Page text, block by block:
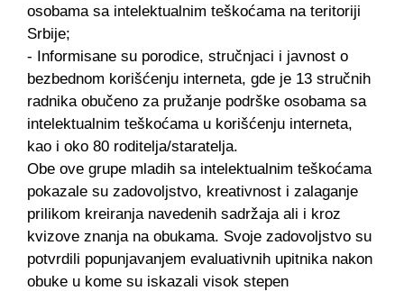
osobama sa intelektualnim teškoćama na teritoriji
Srbije;
- Informisane su porodice, stručnjaci i javnost o
bezbednom korišćenju interneta, gde je 13 stručnih
radnika obučeno za pružanje podrške osobama sa
intelektualnim teškoćama u korišćenju interneta,
kao i oko 80 roditelja/staratelja.
Obe ove grupe mladih sa intelektualnim teškoćama
pokazale su zadovoljstvo, kreativnost i zalaganje
prilikom kreiranja navedenih sadržaja ali i kroz
kvizove znanja na obukama. Svoje zadovoljstvo su
potvrdili popunjavanjem evaluativnih upitnika nakon
obuke u kome su iskazali visok stepen